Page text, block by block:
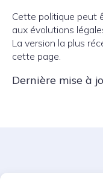
Cette politique peut
aux évolutions
La version la plus
cette page.
Dernière mise à